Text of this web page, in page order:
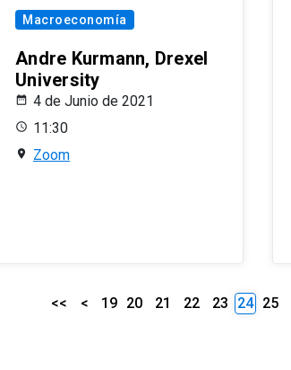
Macroeconomía
Andre Kurmann, Drexel
University
4 de Junio de 2021
11:30
Zoom
<< < 19 20 21 22 23 24 25